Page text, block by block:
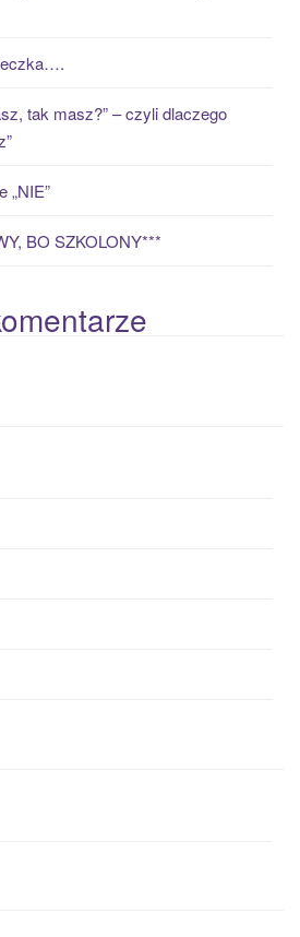
tak masz?” – czyli dlaczego
„NIE”
BO SZKOLONY***